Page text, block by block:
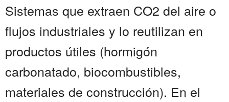
Sistemas que extraen CO2 del aire o
flujos industriales y lo reutilizan en
productos útiles (hormigón
carbonatado, biocombustibles,
materiales de construcción). En el